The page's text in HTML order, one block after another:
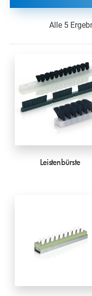
Alle 5
Leistenbürste